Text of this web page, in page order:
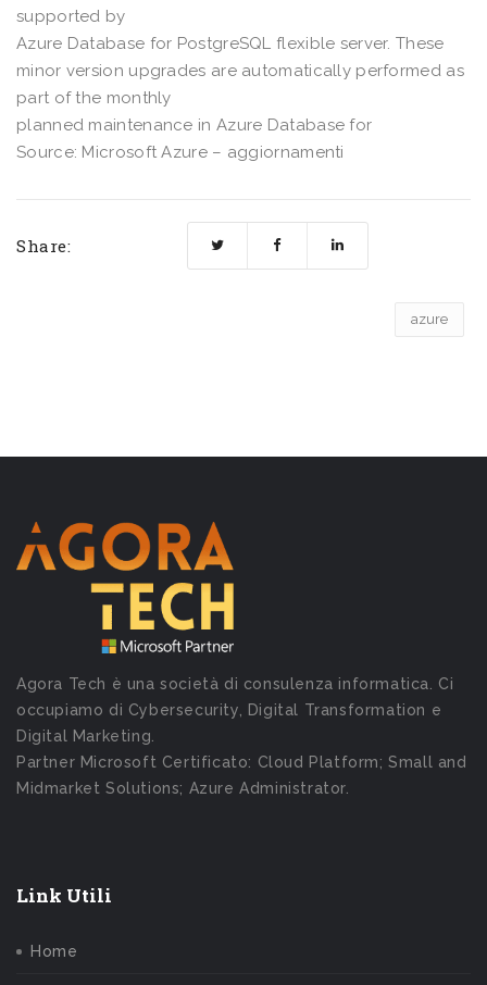
supported by
Azure Database for PostgreSQL flexible server. These
minor version upgrades are automatically performed as
part of the monthly
planned maintenance in Azure Database for
Source: Microsoft Azure – aggiornamenti
Share:
azure
Agora Tech è una società di consulenza informatica. Ci
occupiamo di Cybersecurity, Digital Transformation e
Digital Marketing.
Partner Microsoft Certificato: Cloud Platform; Small and
Midmarket Solutions; Azure Administrator.
Link Utili
Home